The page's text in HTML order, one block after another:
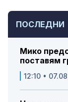
ПОСЛЕДНИ
Мико
поставям
12:10 •